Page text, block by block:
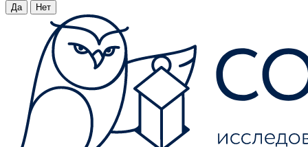
Да Нет